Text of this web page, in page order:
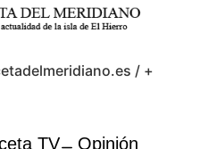
/ +
TV
Opinión